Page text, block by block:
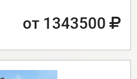
от 1343500